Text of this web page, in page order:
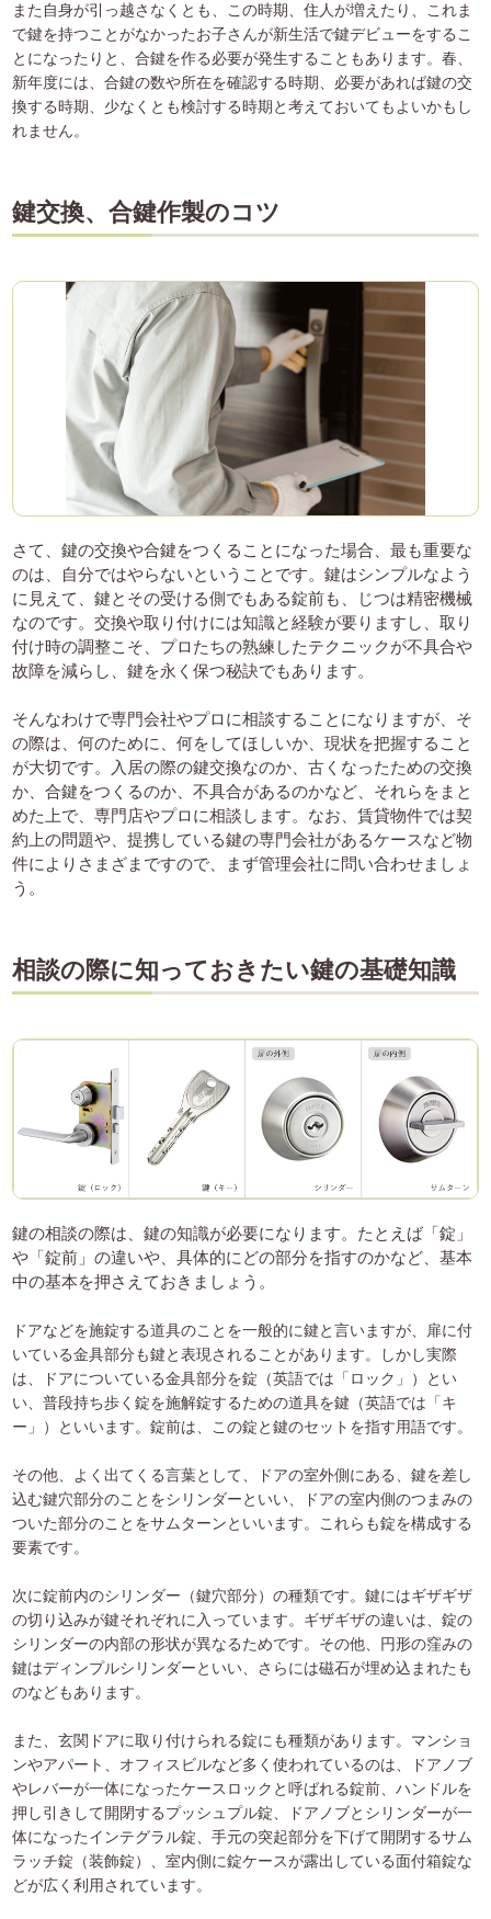
また自身が引っ越さなくとも、この時期、住人が増えたり、これま
で鍵を持つことがなかったお子さんが新生活で鍵デビューをするこ
とになったりと、合鍵を作る必要が発生することもあります。春、
新年度には、合鍵の数や所在を確認する時期、必要があれば鍵の交
換する時期、少なくとも検討する時期と考えておいてもよいかもし
れません。
鍵交換、合鍵作製のコツ
さて、鍵の交換や合鍵をつくることになった場合、最も重要な
のは、自分ではやらないということです。鍵はシンプルなよう
に見えて、鍵とその受ける側でもある錠前も、じつは精密機械
なのです。交換や取り付けには知識と経験が要りますし、取り
付け時の調整こそ、プロたちの熟練したテクニックが不具合や
故障を減らし、鍵を永く保つ秘訣でもあります。
そんなわけで専門会社やプロに相談することになりますが、そ
の際は、何のために、何をしてほしいか、現状を把握すること
が大切です。入居の際の鍵交換なのか、古くなったための交換
か、合鍵をつくるのか、不具合があるのかなど、それらをまと
めた上で、専門店やプロに相談します。なお、賃貸物件では契
約上の問題や、提携している鍵の専門会社があるケースなど物
件によりさまざまですので、まず管理会社に問い合わせましょ
う。
相談の際に知っておきたい鍵の基礎知識
鍵の相談の際は、鍵の知識が必要になります。たとえば「錠」
や「錠前」の違いや、具体的にどの部分を指すのかなど、基本
中の基本を押さえておきましょう。
ドアなどを施錠する道具のことを一般的に鍵と言いますが、扉に付
いている金具部分も鍵と表現されることがあります。しかし実際
は、ドアについている金具部分を錠（英語では「ロック」）とい
い、普段持ち歩く錠を施解錠するための道具を鍵（英語では「キ
ー」）といいます。錠前は、この錠と鍵のセットを指す用語です。
その他、よく出てくる言葉として、ドアの室外側にある、鍵を差し
込む鍵穴部分のことをシリンダーといい、ドアの室内側のつまみの
ついた部分のことをサムターンといいます。これらも錠を構成する
要素です。
次に錠前内のシリンダー（鍵穴部分）の種類です。鍵にはギザギザ
の切り込みが鍵それぞれに入っています。ギザギザの違いは、錠の
シリンダーの内部の形状が異なるためです。その他、円形の窪みの
鍵はディンプルシリンダーといい、さらには磁石が埋め込まれたも
のなどもあります。
また、玄関ドアに取り付けられる錠にも種類があります。マンショ
ンやアパート、オフィスビルなど多く使われているのは、ドアノブ
やレバーが一体になったケースロックと呼ばれる錠前、ハンドルを
押し引きして開閉するプッシュプル錠、ドアノブとシリンダーが一
体になったインテグラル錠、手元の突起部分を下げて開閉するサム
ラッチ錠（装飾錠）、室内側に錠ケースが露出している面付箱錠な
どが広く利用されています。